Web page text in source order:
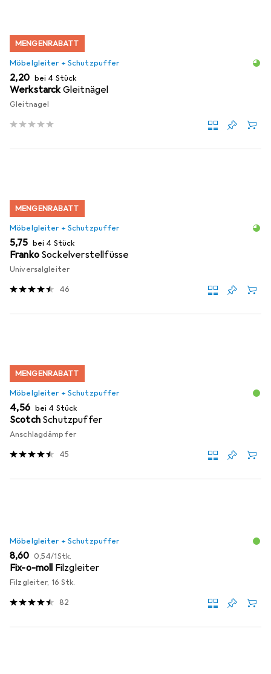
MENGENRABATT
Möbelgleiter + Schutzpuffer
EUR
2,20 bei 4 Stück
WerkstarckGleitnägel
Gleitnagel
MENGENRABATT
Möbelgleiter + Schutzpuffer
EUR
5,75 bei 4 Stück
Franko Sockelverstellfüsse
Universalgleiter
46
MENGENRABATT
Möbelgleiter + Schutzpuffer
EUR
4,56 bei 4 Stück
Scotch Schutzpuffer
Anschlagdämpfer
45
Möbelgleiter + Schutzpuffer
EUR
8,60 EUR
0,54/1Stk.
Fix-o-moll Filzgleiter
Filzgleiter, 16 Stk.
82